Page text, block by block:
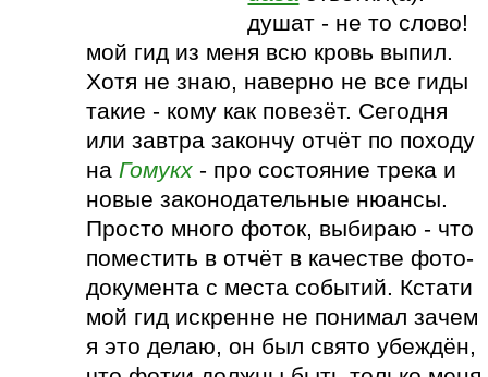
душат - не то слово!
мой гид из меня всю кровь выпил.
Хотя не знаю, наверно не все гиды
такие - кому как повезёт. Сегодня
или завтра закончу отчёт по походу
наГомукх - про состояние трека и
новые законодательные нюансы.
Просто много фоток, выбираю - что
поместить в отчёт в качестве фото-
документа с места событий. Кстати
мой гид искренне не понимал зачем
я это делаю, он был свято убеждён,